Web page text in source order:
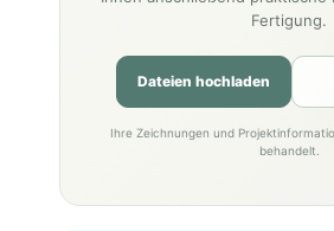
Fertigung.
Dateien hochladen
Ihre Zeichnungen und
behandelt.